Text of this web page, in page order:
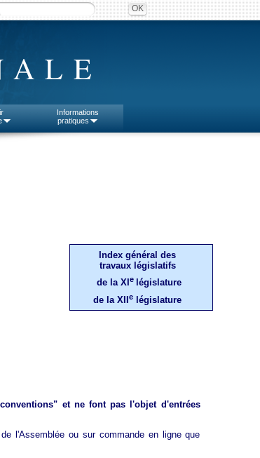
Informations
pratiques
Index général des
travaux législatifs
de la XI e législature
de la XIIe législature
et ne font pas l'objet d'entrées
l'Assemblée ou sur commande en ligne que